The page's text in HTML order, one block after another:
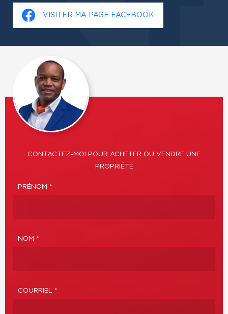
VISITER MA PAGE FACEBOOK
CONTACTEZ-MOI POUR ACHETER OU VENDRE UNE
PROPRIÉTÉ
PRÉNOM *
NOM *
COURRIEL *